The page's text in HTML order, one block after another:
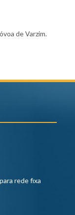
de Varzim.
rede fixa